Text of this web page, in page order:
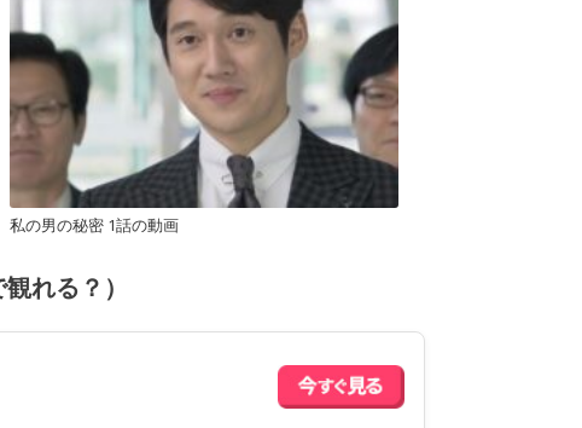
私の男の秘密 1話の動画
れる？）